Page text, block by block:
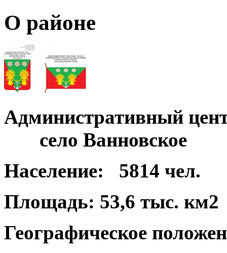
О районе
Административный
село Ванновское
Население:
5814 чел.
Площадь: 53,6 тыс. км2
Географическое